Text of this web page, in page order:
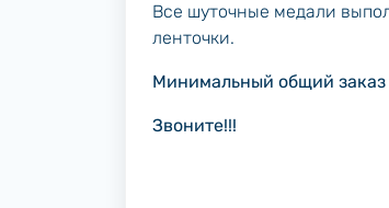
Все шуточные медали
ленточки.
Минимальный общий
Звоните!!!